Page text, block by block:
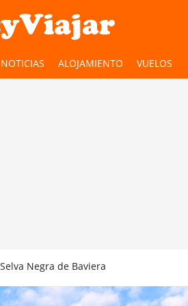
NOTICIAS ALOJAMIENTO VUELOS
Negra de Baviera